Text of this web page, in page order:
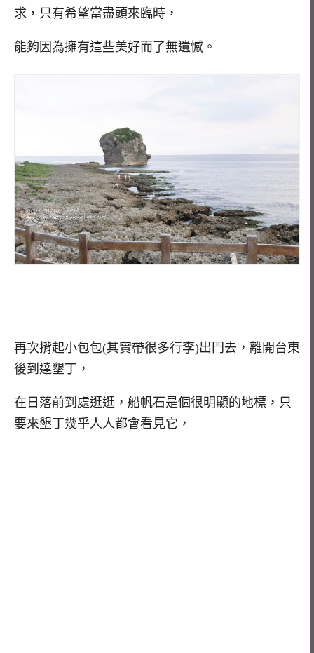
求，只有希望當盡頭來臨時，
能夠因為擁有這些美好而了無遺憾。
再次揹起小包包(其實帶很多行李)出門去，離開台東
後到達墾丁，
在日落前到處逛逛，船帆石是個很明顯的地標，只
要來墾丁幾乎人人都會看見它，